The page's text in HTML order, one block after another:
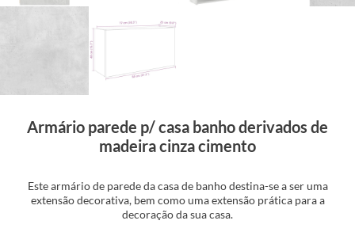
Armário parede p/ casa banho derivados de
madeira cinza cimento
Este armário de parede da casa de banho destina-se a ser uma
extensão decorativa, bem como uma extensão prática para a
decoração da sua casa.